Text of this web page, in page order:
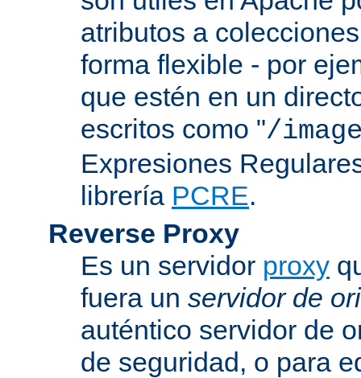
atributos a
forma flexible - por
que estén en un
escritos como "/
Expresiones
librería PCRE.
Reverse Proxy
Es un servidor proxy
fuera un servidor de
auténtico servidor de
de seguridad, o para